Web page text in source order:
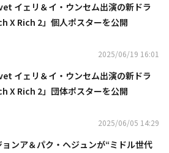
イェリ＆イ・ウンセム出演の新ドラ
X Rich 2」個人ポスターを公開
2025/06/19 16:01
イェリ＆イ・ウンセム出演の新ドラ
X Rich 2」団体ポスターを公開
2025/06/05 14:29
ョンア＆パク・ヘジュンが“ミドル世代